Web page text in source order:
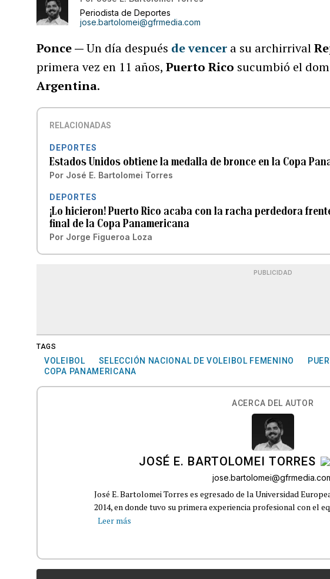
Periodista de Deportes
jose.bartolomei@gfrmedia.com
Ponce —Un día después de vencer a su archirrival
primera vez en 11 años,Puerto Rico sucumbió el
Argentina.
RELACIONADAS
DEPORTES
Estados Unidos obtiene la medalla de bronce en la Copa
Por José E. Bartolomei Torres
DEPORTES
¡Lo hicieron! Puerto Rico acaba con la racha perdedora
final de la Copa Panamericana
Por Jorge Figueroa Loza
PUBLICIDAD
TAGS
VOLEIBOL SELECCIÓN NACIONAL DE VOLEIBOL FEMENINO
COPA PANAMERICANA
ACERCA DEL AUTOR
JOSÉ E. BARTOLOMEI TORRES
José E. Bartolomei Torres es egresado de la Universidad
2014, en donde tuvo su primera experiencia profesional con el
Leer más